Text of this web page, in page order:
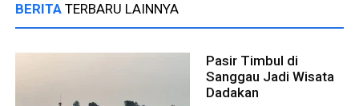
BERITA TERBARU LAINNYA
Pasir Timbul di
Sanggau Jadi Wisata
Dadakan